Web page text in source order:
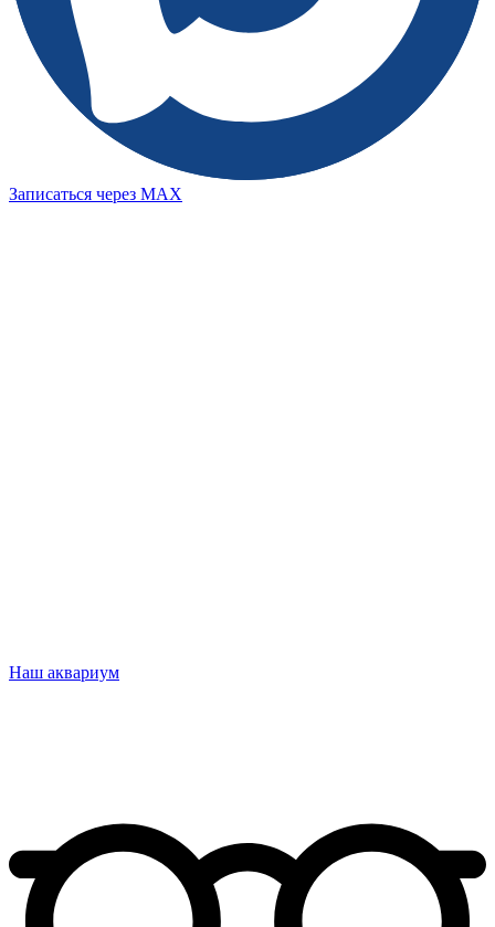
Записаться через MAX
Наш аквариум